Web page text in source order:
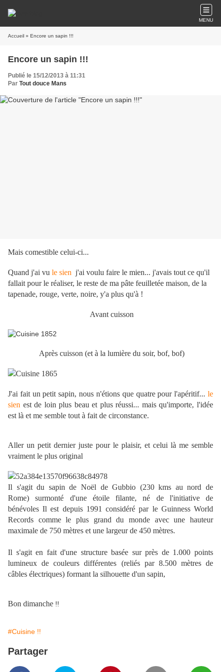
MENU
Accueil » Encore un sapin !!!
Encore un sapin !!!
Publié le 15/12/2013 à 11:31
Par Tout douce Mans
Mais comestible celui-ci...
Quand j'ai vu le sien j'ai voulu faire le mien... j'avais tout ce qu'il
fallait pour le réaliser, le reste de ma pâte feuilletée maison, de la
tapenade, rouge, verte, noire, y'a plus qu'à !
Avant cuisson
Après cuisson (et à la lumière du soir, bof, bof)
J'ai fait un petit sapin, nous n'étions que quatre pour l'apéritif... le
sien est de loin plus beau et plus réussi... mais qu'importe, l'idée
est là et me semble tout à fait de circonstance.
Aller un petit dernier juste pour le plaisir, et celui là me semble
vraiment le plus original
Il s'agit du sapin de Noël de Gubbio (230 kms au nord de
Rome) surmonté d'une étoile filante, né de l'initiative de
bénévoles Il est depuis 1991 considéré par le Guinness World
Records comme le plus grand du monde avec une hauteur
maximale de 750 mètres et une largeur de 450 mètres.
Il s'agit en fait d'une structure basée sur près de 1.000 points
lumineux de couleurs différentes (reliés par 8.500 mètres de
câbles électriques) formant la silhouette d'un sapin,
Bon dimanche !!
#Cuisine !!
Partager